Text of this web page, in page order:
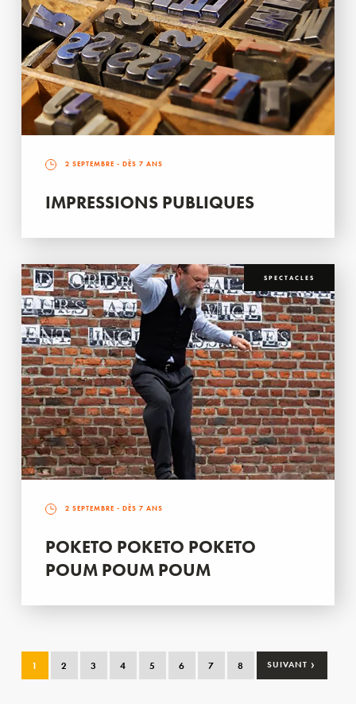
2 SEPTEMBRE - DÈS 7 ANS
IMPRESSIONS PUBLIQUES
SPECTACLES
2 SEPTEMBRE - DÈS 7 ANS
POKETO POKETO POKETO
POUM POUM POUM
1 2 3 4 5 6 7 8 SUIVANT ›